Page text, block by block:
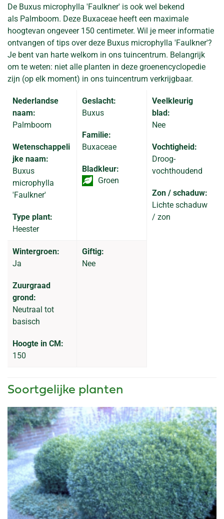
De Buxus microphylla 'Faulkner' is ook wel bekend
als Palmboom. Deze Buxaceae heeft een maximale
hoogtevan ongeveer 150 centimeter. Wil je meer informatie
ontvangen of tips over deze Buxus microphylla 'Faulkner'?
Je bent van harte welkom in ons tuincentrum. Belangrijk
om te weten: niet alle planten in deze groenencyclopedie
zijn (op elk moment) in ons tuincentrum verkrijgbaar.
Nederlandse
naam:
Palmboom
Wetenschappeli
jke naam:
Buxus
microphylla
'Faulkner'
Type plant:
Heester
Geslacht:
Buxus
Familie:
Buxaceae
Bladkleur:
Groen
Veelkleurig
blad:
Nee
Vochtigheid:
Droog-
vochthoudend
Zon / schaduw:
Lichte schaduw
/ zon
Wintergroen:
Ja
Zuurgraad
grond:
Neutraal tot
basisch
Hoogte in CM:
150
Giftig:
Nee
Soortgelijke planten